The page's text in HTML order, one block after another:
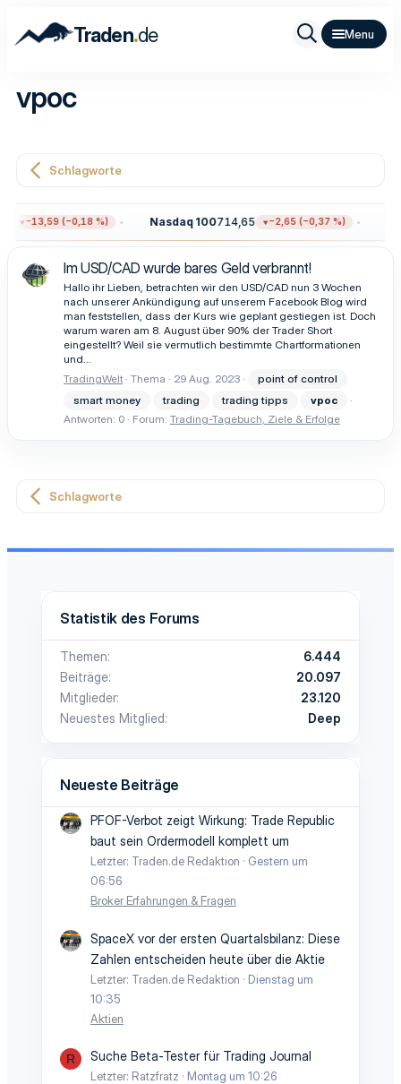
Traden.de
vpoc
Schlagworte
−13,59 (−0,18 %) Nasdaq 100714,65 −2,65 (−0,37 %)
Im USD/CAD wurde bares Geld verbrannt!
Hallo ihr Lieben, betrachten wir den USD/CAD nun 3 Wochen
nach unserer Ankündigung auf unserem Facebook Blog wird
man feststellen, dass der Kurs wie geplant gestiegen ist. Doch
warum waren am 8. August über 90% der Trader Short
eingestellt? Weil sie vermutlich bestimmte Chartformationen
und...
TradingWelt Thema 29 Aug. 2023
point of control
smart money
trading trading tipps
vpoc
Antworten: 0
Forum: Trading-Tagebuch, Ziele & Erfolge
Schlagworte
Statistik des Forums
Themen
6.444
Beiträge
20.097
Mitglieder
23.120
Neuestes Mitglied
Deep
Neueste Beiträge
PFOF-Verbot zeigt Wirkung: Trade Republic
baut sein Ordermodell komplett um
Letzter: Traden.de Redaktion
Gestern um
06:56
Broker Erfahrungen & Fragen
SpaceX vor der ersten Quartalsbilanz: Diese
Zahlen entscheiden heute über die Aktie
Letzter: Traden.de Redaktion
Dienstag um
10:35
Aktien
R Suche Beta-Tester für Trading Journal
Letzter: Ratzfratz
Montag um 10:26